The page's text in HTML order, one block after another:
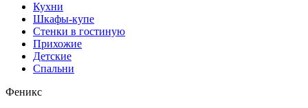
Кухни
Шкафы-купе
Стенки в гостиную
Прихожие
Детские
Спальни
Феникс